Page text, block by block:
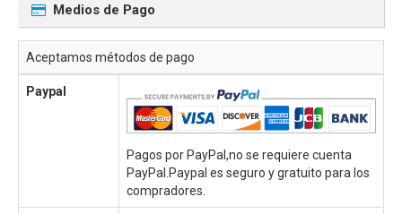
Medios de Pago
Aceptamos métodos de pago
Paypal
Pagos por PayPal,no se requiere cuenta
PayPal.Paypal es seguro y gratuito para los
compradores.